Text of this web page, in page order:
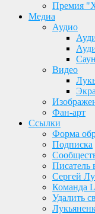
Премия
Медиа
Аудио
Видео
Фан-арт
Ссылки
Форма
Подписка
Писатель
Сергей
Команда
Удалить